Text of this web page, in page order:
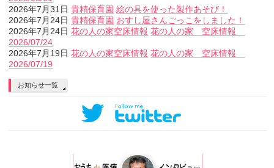
2026年7月31日 貴精保育園 絵の具を使った製作あそび！
2026年7月24日 貴精保育園 おすし屋さんごっこをしました！
2026年7月24日 花の人の家空床情報 花の人の家 空床情報
2026/07/24
2026年7月19日 花の人の家空床情報 花の人の家 空床情報
2026/07/19
お知らせ一覧